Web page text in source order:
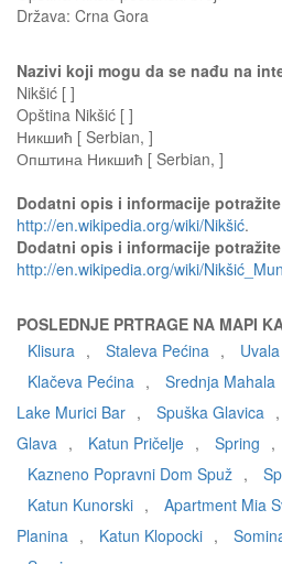
Država: Crna Gora
Nazivi koji mogu da se nađu na
Nikšić [ ]
Opština Nikšić [ ]
Никшић [ Serbian, ]
Општина Никшић [ Serbian, ]
Dodatni opis i informacije
http://en.wikipedia.org/wiki/Nikšić.
Dodatni opis i informacije
http://en.wikipedia.org/wiki/
POSLEDNJE PRTRAGE NA MAPI
Klisura , Staleva Pećina ,
Klačeva Pećina , Srednja Mahala
Lake Murici Bar , Spuška Glavica ,
Glava , Katun Pričelje , Spring ,
Kazneno Popravni Dom Spuž ,
Katun Kunorski , Apartment Mia
Planina , Katun Klopocki ,